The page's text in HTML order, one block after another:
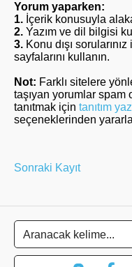
Yorum yaparken:
1. İçerik konusuyla
2. Yazım ve dil bilgisi
3. Konu dışı sorularınız
sayfalarını kullanın.
Not: Farklı sitelere
taşıyan yorumlar
tanıtmak için tanıtım
seçeneklerinden
Sonraki Kayıt